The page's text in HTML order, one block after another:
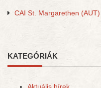
CAI St. Margarethen
KATEGÓRIÁK